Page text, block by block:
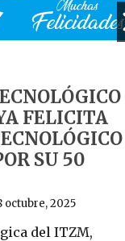
FELICITA
SU 50
octubre, 2025
del ITZM,